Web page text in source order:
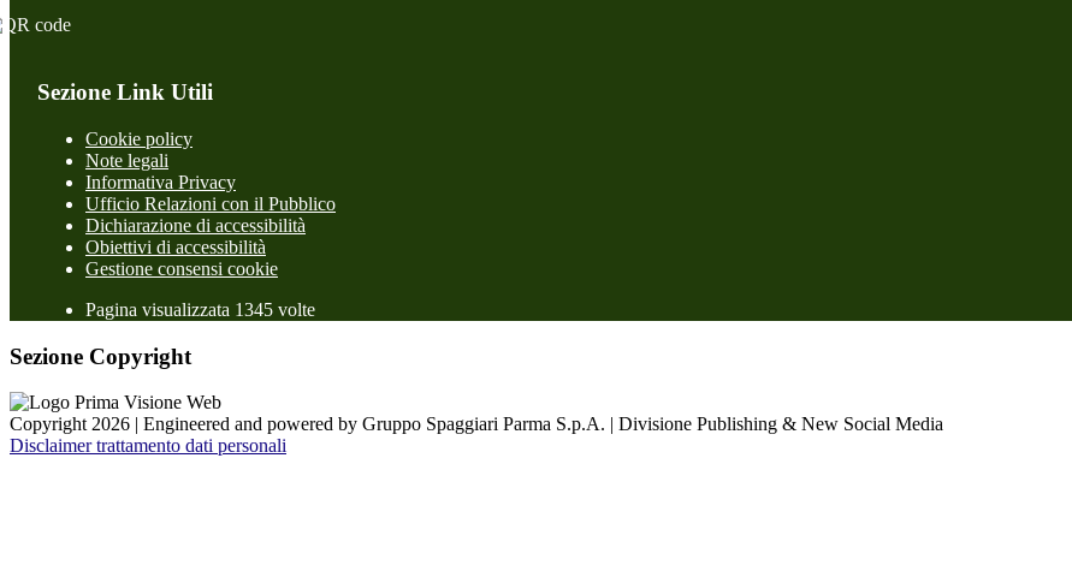
Sezione Link Utili
Cookie policy
Note legali
Informativa Privacy
Ufficio Relazioni con il Pubblico
Dichiarazione di accessibilità
Obiettivi di accessibilità
Gestione consensi cookie
Pagina visualizzata 1345 volte
Sezione Copyright
Copyright 2026 | Engineered and powered by Gruppo Spaggiari Parma S.p.A. | Divisione Publishing & New Social Media
Disclaimer trattamento dati personali